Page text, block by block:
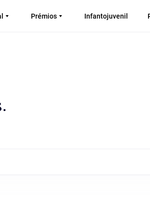
Prémios Infantojuvenil